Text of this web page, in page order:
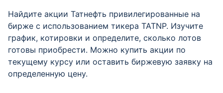
Найдите акции Татнефть привилегированные на
бирже с использованием тикера TATNP. Изучите
график, котировки и определите, сколько лотов
готовы приобрести. Можно купить акции по
текущему курсу или оставить биржевую заявку на
определенную цену.